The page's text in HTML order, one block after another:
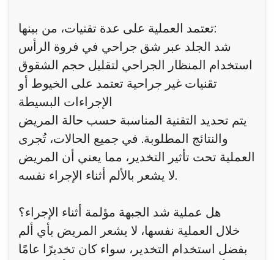
تعتمد العملية على عدة تقنيات، من بينها:
شد الجلد عبر شق جراحي في فروة الرأس
استخدام المنظار الجراحي لتقليل حجم الشقوق
تقنيات غير جراحية تعتمد على الخيوط أو
الإجراءات البسيطة
يتم تحديد التقنية المناسبة حسب حالة المريض
والنتائج المطلوبة. في جميع الحالات، تُجرى
العملية تحت تأثير التخدير، مما يعني أن المريض
لا يشعر بالألم أثناء الإجراء نفسه.
هل عملية شد الجبهة مؤلمة أثناء الإجراء؟
خلال العملية نفسها، لا يشعر المريض بأي ألم
بفضل استخدام التخدير، سواء كان تخديرًا عامًا